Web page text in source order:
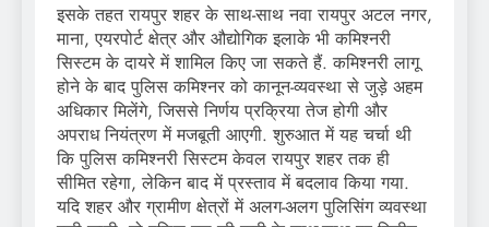
इसके तहत रायपुर शहर के साथ-साथ नवा रायपुर अटल नगर,
माना, एयरपोर्ट क्षेत्र और औद्योगिक इलाके भी कमिश्नरी
सिस्टम के दायरे में शामिल किए जा सकते हैं. कमिश्नरी लागू
होने के बाद पुलिस कमिश्नर को कानून-व्यवस्था से जुड़े अहम
अधिकार मिलेंगे, जिससे निर्णय प्रक्रिया तेज होगी और
अपराध नियंत्रण में मजबूती आएगी. शुरुआत में यह चर्चा थी
कि पुलिस कमिश्नरी सिस्टम केवल रायपुर शहर तक ही
सीमित रहेगा, लेकिन बाद में प्रस्ताव में बदलाव किया गया.
यदि शहर और ग्रामीण क्षेत्रों में अलग-अलग पुलिसिंग व्यवस्था